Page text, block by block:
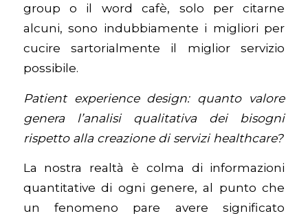
group o il word cafè, solo per citarne
alcuni, sono indubbiamente i migliori per
cucire sartorialmente il miglior servizio
possibile.
Patient experience design: quanto valore
genera l’analisi qualitativa dei bisogni
rispetto alla creazione di servizi healthcare?
La nostra realtà è colma di informazioni
quantitative di ogni genere, al punto che
un fenomeno pare avere significato